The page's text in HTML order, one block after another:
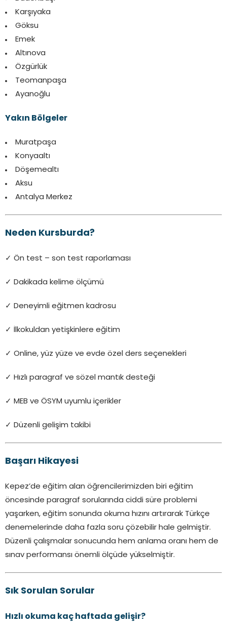
Karşıyaka
Göksu
Emek
Altınova
Özgürlük
Teomanpaşa
Ayanoğlu
Yakın Bölgeler
Muratpaşa
Konyaaltı
Döşemealtı
Aksu
Antalya Merkez
Neden Kursburda?
✓ Ön test – son test raporlaması
✓ Dakikada kelime ölçümü
✓ Deneyimli eğitmen kadrosu
✓ İlkokuldan yetişkinlere eğitim
✓ Online, yüz yüze ve evde özel ders seçenekleri
✓ Hızlı paragraf ve sözel mantık desteği
✓ MEB ve ÖSYM uyumlu içerikler
✓ Düzenli gelişim takibi
Başarı Hikayesi
Kepez’de eğitim alan öğrencilerimizden biri eğitim
öncesinde paragraf sorularında ciddi süre problemi
yaşarken, eğitim sonunda okuma hızını artırarak Türkçe
denemelerinde daha fazla soru çözebilir hale gelmiştir.
Düzenli çalışmalar sonucunda hem anlama oranı hem de
sınav performansı önemli ölçüde yükselmiştir.
Sık Sorulan Sorular
Hızlı okuma kaç haftada gelişir?